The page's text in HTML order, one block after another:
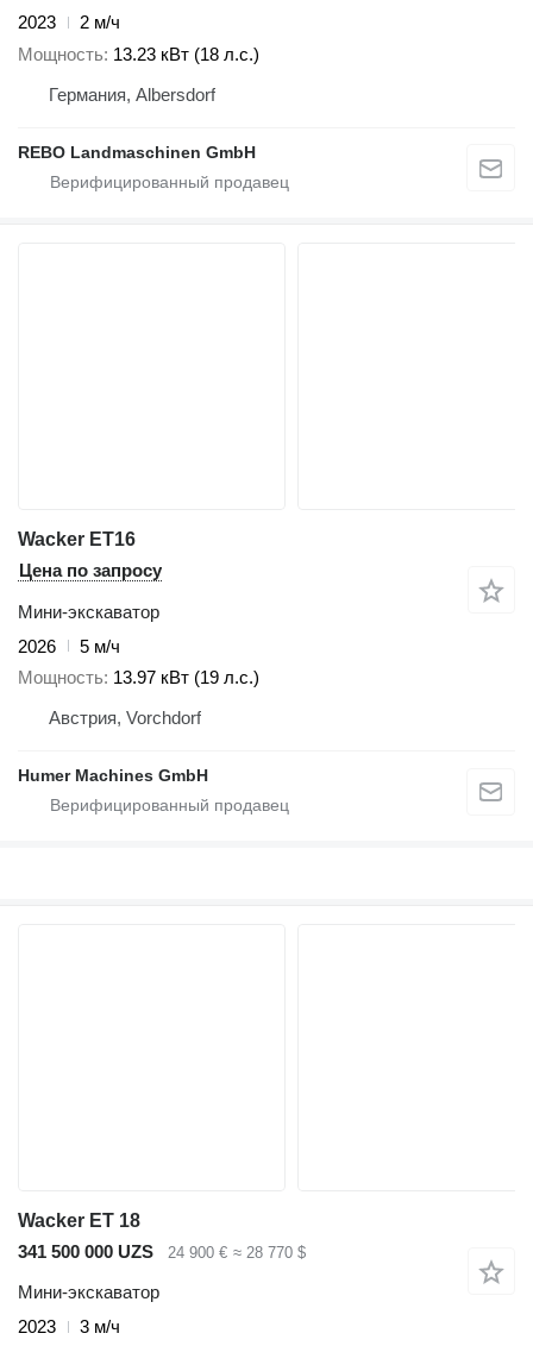
2023
2 м/ч
Мощность 13.23 кВт (18 л.с.)
Германия, Albersdorf
REBO Landmaschinen GmbH
Wacker ET16
Цена по запросу
Мини-экскаватор
2026
5 м/ч
Мощность 13.97 кВт (19 л.с.)
Австрия, Vorchdorf
Humer Machines GmbH
Wacker ET 18
341 500 000 UZS
24 900 € ≈ 28 770 $
Мини-экскаватор
2023
3 м/ч